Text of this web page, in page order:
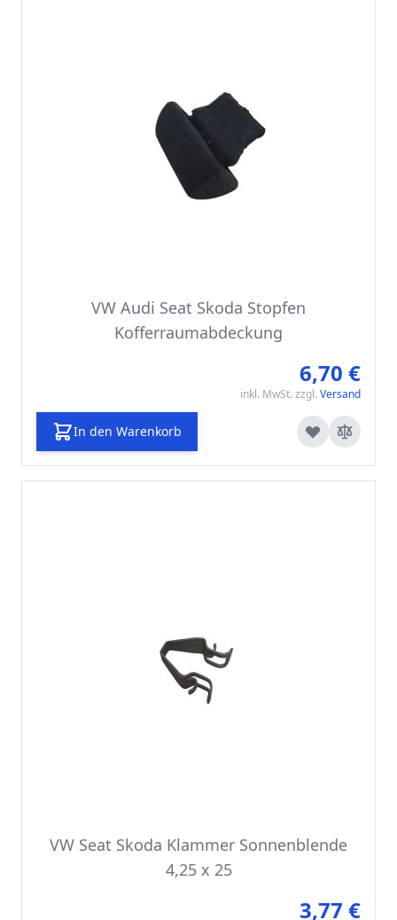
VW Audi Seat Skoda Stopfen
Kofferraumabdeckung
6,70 €
inkl. MwSt. zzgl. Versand
In den Warenkorb
VW Seat Skoda Klammer Sonnenblende
4,25 x 25
3,77 €